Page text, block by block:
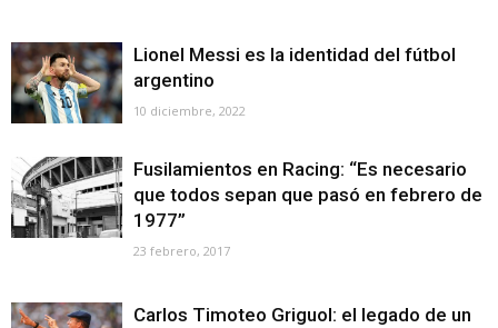
Lionel Messi es la identidad del fútbol
argentino
10 diciembre, 2022
Fusilamientos en Racing: “Es necesario
que todos sepan que pasó en febrero de
1977”
23 febrero, 2017
Carlos Timoteo Griguol: el legado de un